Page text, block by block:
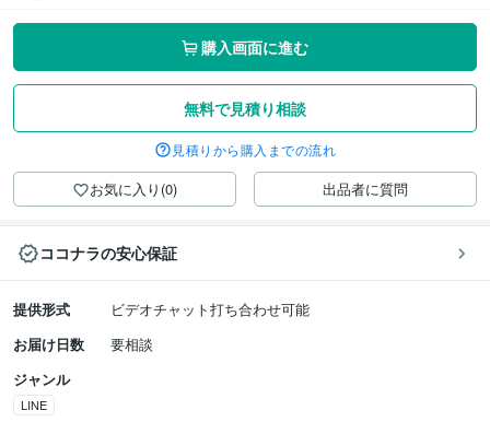
購入画面に進む
無料で見積り相談
見積りから購入までの流れ
お気に入り(0) 出品者に質問
ココナラの安心保証
提供形式
ビデオチャット打ち合わせ可能
お届け日数
要相談
ジャンル
LINE